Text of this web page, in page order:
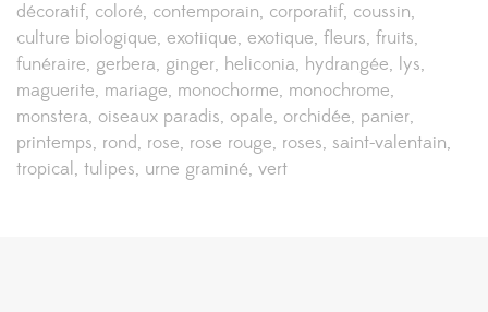
décoratif coloré contemporain corporatif coussin
culture biologique exotiique exotique fleurs fruits
funéraire gerbera ginger heliconia hydrangée lys
maguerite mariage monochorme monochrome
monstera oiseaux paradis opale orchidée panier
printemps rond rose rose rouge roses saint-valentain
tropical tulipes urne graminé vert